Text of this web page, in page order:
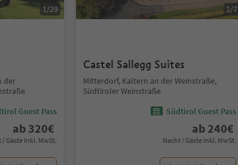
1/29
der
Guest Pass
ab 320€
/ Gäste Inkl. MwSt.
1/7
Castel Sallegg Suites
Mitterdorf, Kaltern an der Weinstraße,
Südtiroler Weinstraße
Südtirol Guest Pass
ab 240€
Nacht / Gäste Inkl. MwSt.